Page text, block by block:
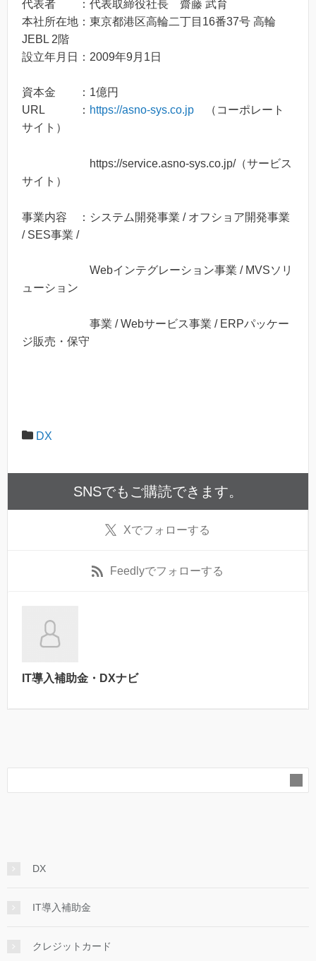
代表者 ：代表取締役社長 齋藤 武育
本社所在地：東京都港区高輪二丁目16番37号 高輪
JEBL 2階
設立年月日：2009年9月1日
資本金 ：1億円
URL ： https://asno-sys.co.jp （コーポレート
サイト）
https://service.asno-sys.co.jp/（サービス
サイト）
事業内容 ：システム開発事業 / オフショア開発事業
/ SES事業 /
Webインテグレーション事業 / MVSソリ
ューション
事業 / Webサービス事業 / ERPパッケー
ジ販売・保守
DX
SNSでもご購読できます。
Xでフォローする
Feedlyでフォローする
IT導入補助金・DXナビ
DX
IT導入補助金
クレジットカード